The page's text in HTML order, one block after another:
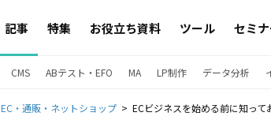
記事 特集 お役立ち資料 ツール セミ
CMS ABテスト・EFO MA LP制作 データ分析
EC・通販・ネットショップ ECビジネスを始める前に知っ